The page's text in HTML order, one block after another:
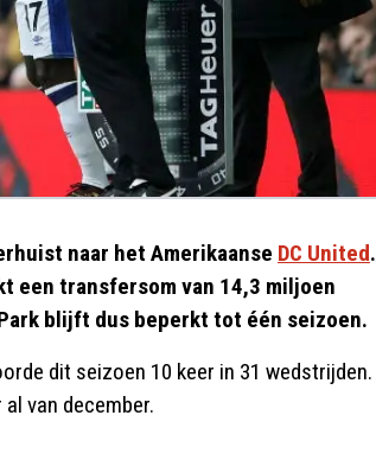
naar het Amerikaanse DC United.
een transfersom van 14,3 miljoen
blijft dus beperkt tot één seizoen.
dit seizoen 10 keer in 31 wedstrijden.
van december.